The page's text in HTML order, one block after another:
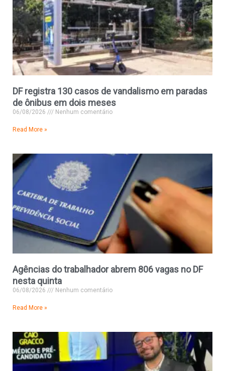
DF registra 130 casos de vandalismo em paradas
de ônibus em dois meses
06/08/2026 Nenhum comentário
Read More »
Agências do trabalhador abrem 806 vagas no DF
nesta quinta
06/08/2026 Nenhum comentário
Read More »